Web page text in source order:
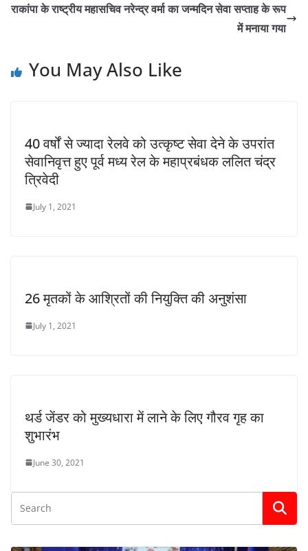
राकांपा के राष्ट्रीय महासचिव नरेन्द्र वर्मा का जन्मदिन सेवा सप्ताह के रूप
में मनाया गया
You May Also Like
40 वर्षों से ज्यादा रेलवे को उत्कृष्ट सेवा देने के उपरांत
सेवानिवृत्त हुए पूर्व मध्य रेल के महाप्रबंधक ललित चंद्र
त्रिवेदी
July 1, 2021
26 मृतकों के आश्रितों की नियुक्ति की अनुशंसा
July 1, 2021
थर्ड जेंडर को मुख्यधारा में लाने के लिए गौरव गृह का
शुभारंभ
June 30, 2021